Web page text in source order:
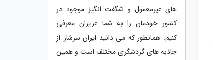
های غیرمعمول و شگفت انگیز موجود در
کشور خودمان را به شما عزیزان معرفی
کنیم. همانطور که می دانید ایران سرشار از
جاذبه های گردشگری مختلف است و همین